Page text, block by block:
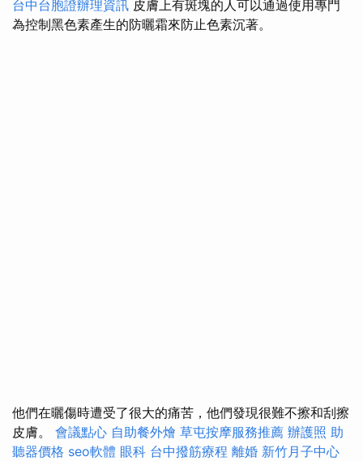
台中台胞證辦理資訊 皮膚上有斑塊的人可以通過使用專門
為控制黑色素產生的防曬霜來防止色素沉著。
他們在曬傷時遭受了很大的痛苦，他們發現很難不擦和刮擦
皮膚。 會議點心 自助餐外燴 草屯按摩服務推薦 辦護照 助
聽器價格 seo軟體 眼科 台中撥筋療程 離婚 新竹月子中心